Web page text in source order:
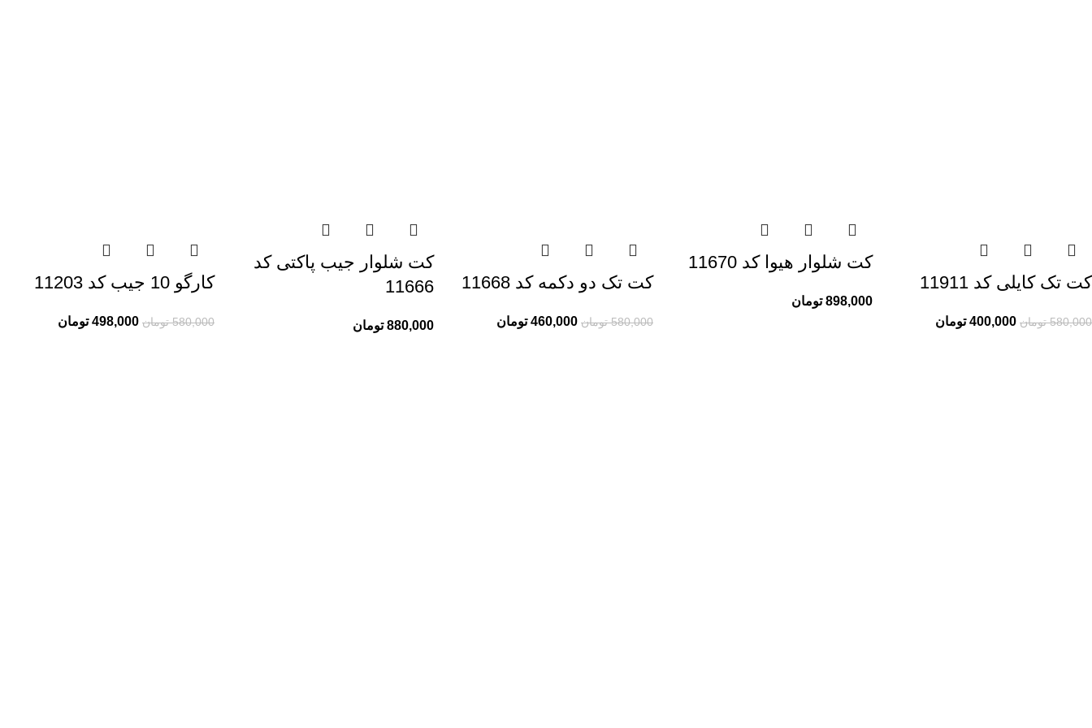
کت تک کایلی کد 11911
580,000 تومان 400,000 تومان
کت شلوار هیوا کد 11670
898,000 تومان
کت تک دو دکمه کد 11668
580,000 تومان 460,000 تومان
کت شلوار جیب پاکتی کد
11666
880,000 تومان
کارگو 10 جیب کد 11203
580,000 تومان 498,000 تومان